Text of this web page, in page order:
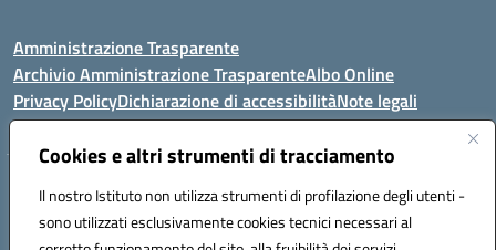
Cookies e altri strumenti di tracciamento
Il nostro Istituto non utilizza strumenti di profilazione degli utenti -
sono utilizzati esclusivamente cookies tecnici necessari al
Amministrazione Trasparente
Archivio Amministrazione TrasparenteAlbo Online
Privacy PolicyDichiarazione di accessibilitàNote legali
Istituto Comprensivo Statale
Via Cupa Campanariello, 5 - 80059, Torre del Greco (NA)